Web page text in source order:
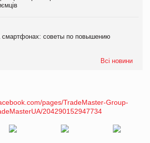
советы по повышению
Всі новини